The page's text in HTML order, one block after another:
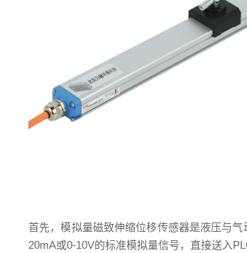
首先，模拟量磁致伸缩位移传感器是液压与
20mA或0-10V的标准模拟量信号，直接送入